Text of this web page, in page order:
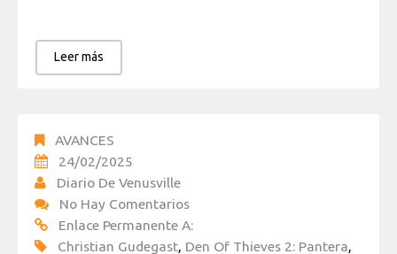
Leer más
AVANCES
24/02/2025
Diario De Venusville
No Hay Comentarios
Enlace Permanente A:
Christian Gudegast Den Of Thieves 2: Pantera